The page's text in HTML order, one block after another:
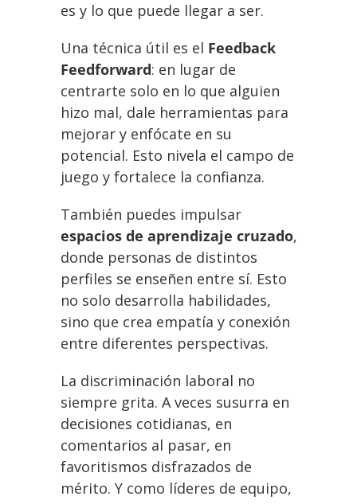
es y lo que puede llegar a ser.
Una técnica útil es el Feedback
Feedforward: en lugar de
centrarte solo en lo que alguien
hizo mal, dale herramientas para
mejorar y enfócate en su
potencial. Esto nivela el campo de
juego y fortalece la confianza.
También puedes impulsar
espacios de aprendizaje cruzado,
donde personas de distintos
perfiles se enseñen entre sí. Esto
no solo desarrolla habilidades,
sino que crea empatía y conexión
entre diferentes perspectivas.
La discriminación laboral no
siempre grita. A veces susurra en
decisiones cotidianas, en
comentarios al pasar, en
favoritismos disfrazados de
mérito. Y como líderes de equipo,